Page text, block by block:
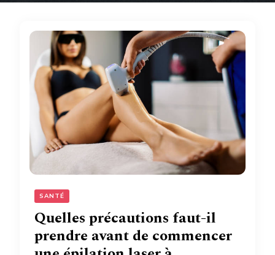
SANTÉ
Quelles précautions faut-il
prendre avant de commencer